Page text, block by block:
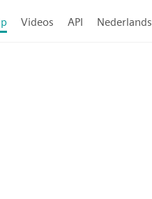
Videos API Nederlands